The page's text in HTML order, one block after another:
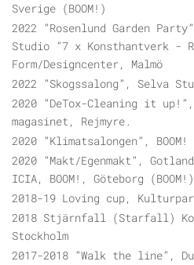
Sverige (BOOM!)
2022 ”Rosenlund Garden
Studio ”7 x Konsthantverk -
Form/Designcenter, Malmö
2022 ”Skogssalong”, Selva
2020 ”DeTox-Cleaning it up!”,
magasinet, Rejmyre.
2020 ”Klimatsalongen”, BOOM!
2020 ”Makt/Egenmakt”,
ICIA, BOOM!, Göteborg (BOOM!)
2018-19 Loving cup,
2018 Stjärnfall (Starfall)
Stockholm
2017-2018 ”Walk the line”,